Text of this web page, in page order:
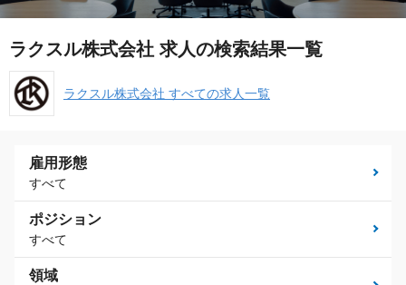
ラクスル株式会社 求人の検索結果一覧
ラクスル株式会社 すべての求人一覧
雇用形態
すべて
ポジション
すべて
領域